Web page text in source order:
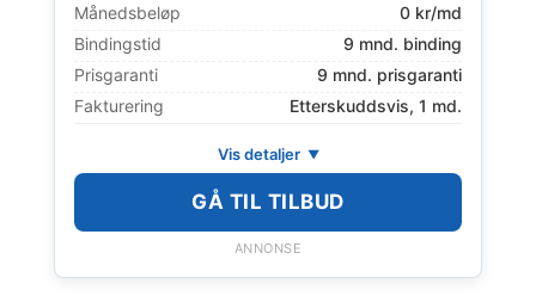
Månedsbeløp
0 kr/md
Bindingstid
9 mnd. binding
Prisgaranti
9 mnd. prisgaranti
Fakturering
Etterskuddsvis, 1 md.
Vis detaljer
GÅ TIL TILBUD
ANNONSE